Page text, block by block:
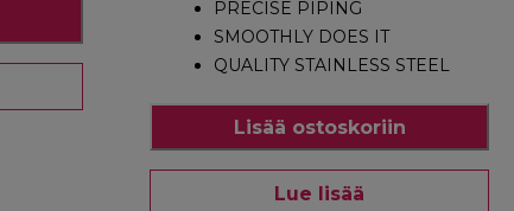
PRECISE PIPING
SMOOTHLY DOES IT
QUALITY STAINLESS STEEL
Lisää ostoskoriin
Lue lisää